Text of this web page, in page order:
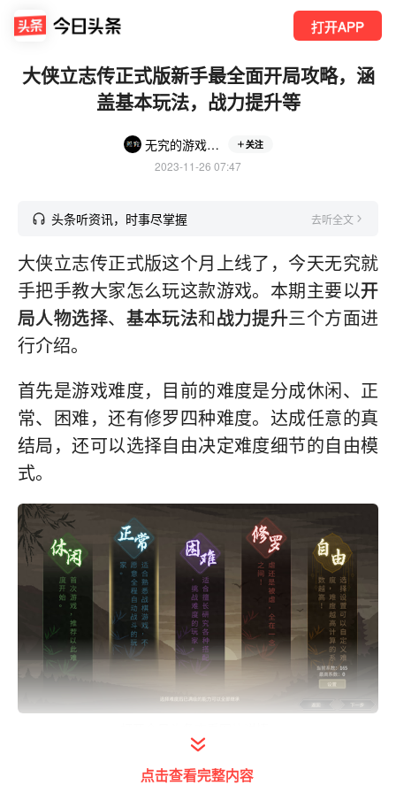
打开APP
大侠立志传正式版新手最全面开局攻略，涵
盖基本玩法，战力提升等
无究的游戏日记 关注
2023-11-26 07:47
头条听资讯，时事尽掌握 去听全文
大侠立志传正式版这个月上线了，今天无究就
手把手教大家怎么玩这款游戏。本期主要以开
局人物选择、 基本玩法和战力提升三个方面进
行介绍。
首先是游戏难度，目前的难度是分成休闲、正
常、困难，还有修罗四种难度。达成任意的真
结局，还可以选择自由决定难度细节的自由模
式。
点击查看完整内容